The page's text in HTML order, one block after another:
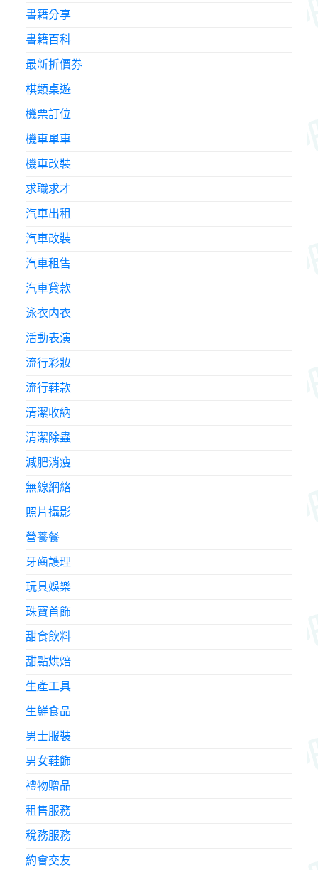
書籍分享
書籍百科
最新折價券
棋類桌遊
機票訂位
機車單車
機車改裝
求職求才
汽車出租
汽車改裝
汽車租售
汽車貸款
泳衣内衣
活動表演
流行彩妝
流行鞋款
清潔收納
清潔除蟲
減肥消瘦
無線網絡
照片攝影
營養餐
牙齒護理
玩具娛樂
珠寶首飾
甜食飲料
甜點烘焙
生產工具
生鮮食品
男士服裝
男女鞋飾
禮物贈品
租售服務
稅務服務
約會交友